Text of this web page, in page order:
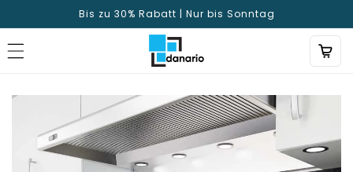
Direttamente
al contenuto
Bis zu 30% Rabatt | Nur bis Sonntag